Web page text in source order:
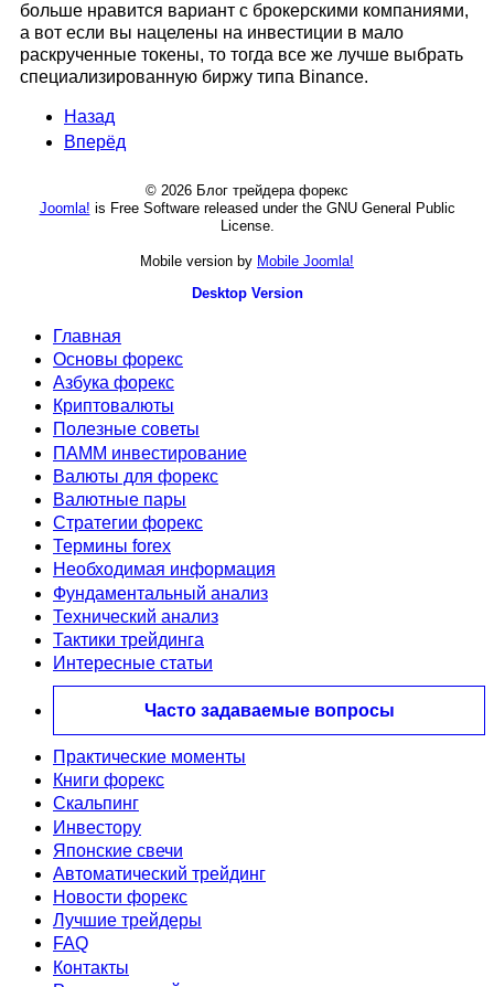
больше нравится вариант с брокерскими компаниями,
а вот если вы нацелены на инвестиции в мало
раскрученные токены, то тогда все же лучше выбрать
специализированную биржу типа Binance.
Назад
Вперёд
© 2026 Блог трейдера форекс
Joomla! is Free Software released under the GNU General Public
License.
Mobile version by Mobile Joomla!
Desktop Version
Главная
Основы форекс
Азбука форекс
Криптовалюты
Полезные советы
ПАММ инвестирование
Валюты для форекс
Валютные пары
Стратегии форекс
Термины forex
Необходимая информация
Фундаментальный анализ
Технический анализ
Тактики трейдинга
Интересные статьи
Часто задаваемые вопросы
Практические моменты
Книги форекс
Скальпинг
Инвестору
Японские свечи
Автоматический трейдинг
Новости форекс
Лучшие трейдеры
FAQ
Контакты